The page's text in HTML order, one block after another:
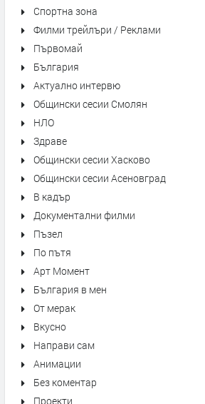
Спортна зона
Филми трейлъри / Реклами
Първомай
България
Актуално интервю
Общински сесии Смолян
НЛО
Здраве
Общински сесии Хасково
Общински сесии Асеновград
В кадър
Документални филми
Пъзел
По пътя
Арт Момент
България в мен
От мерак
Вкусно
Направи сам
Анимации
Без коментар
Проекти